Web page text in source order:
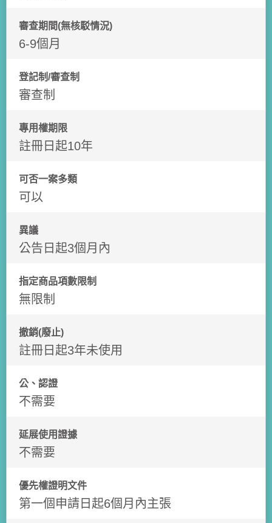
審查期間(無核駁情況)
6-9個月
登記制/審查制
審查制
專用權期限
註冊日起10年
可否一案多類
可以
異議
公告日起3個月內
指定商品項數限制
無限制
撤銷(廢止)
註冊日起3年未使用
公、認證
不需要
延展使用證據
不需要
優先權證明文件
第一個申請日起6個月內主張